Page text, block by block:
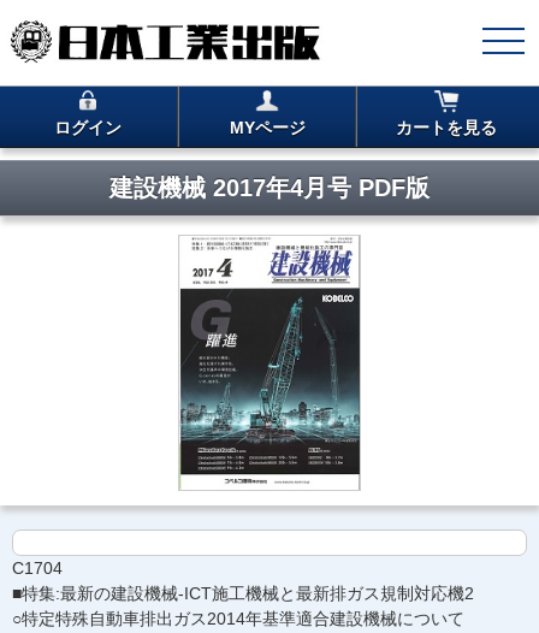
ログイン MYページ カートを見る
建設機械 2017年4月号 PDF版
C1704
■特集:最新の建設機械-ICT施工機械と最新排ガス規制対応機2
○特定特殊自動車排出ガス2014年基準適合建設機械について